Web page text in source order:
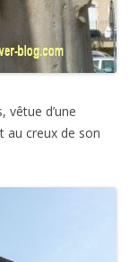
vêtue d’une
au creux de son